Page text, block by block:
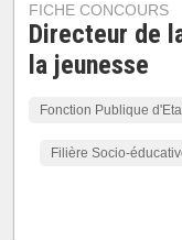
FICHE CONCOURS
Directeur de
la jeunesse
Fonction Publique
Filière Socio-